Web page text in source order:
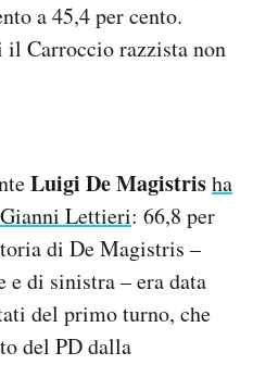
a 45,4 per cento.
il Carroccio razzista non
Luigi De Magistrisha
Lettieri: 66,8 per
di De Magistris –
e di sinistra – era data
del primo turno, che
del PD dalla